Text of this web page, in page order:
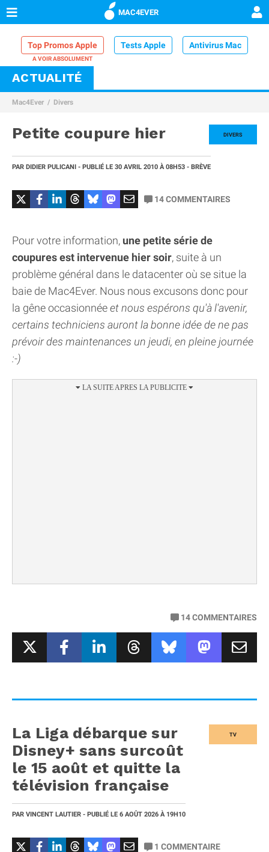
MAC4EVER
Top Promos Apple Tests Apple Antivirus Mac
VPN Mac
Comparatif iPhone
ACTUALITÉ
Mac4Ever Divers
DIVERS
Petite coupure hier
PAR DIDIER PULICANI - PUBLIÉ LE 30 AVRIL 2010 À 08H53 - BRÈVE
14COMMENTAIRES
Pour votre information, une petite série de
coupures est intervenue hier soir, suite à un
problème général dans le datacenter où se situe la
baie de Mac4Ever. Nous nous excusons donc pour
la gêne occasionnéeet nous espérons qu'à l'avenir,
certains techniciens auront la bonne idée de ne pas
prévoir des maintenances un jeudi, en pleine journée
:-)
14COMMENTAIRES
TV
La Liga débarque sur
Disney+ sans surcoût
le 15 août et quitte la
télévision française
PAR VINCENT LAUTIER - PUBLIÉ LE 6 AOÛT 2026 À 19H10
1 COMMENTAIRE